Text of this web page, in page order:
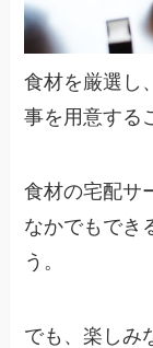
食材を厳選し
事を用意する
食材の宅配サ
なかでもでき
う。
でも、楽しみ